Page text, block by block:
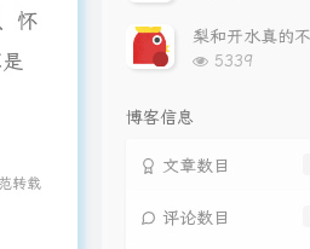
怀
转载
次
数:
浏
5339
博客信息
文章数目
评论数目